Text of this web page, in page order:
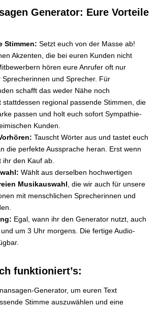
Generator: Eure Vorteile
Stimmen: Setzt euch von der Masse ab!
Akzenten, die bei euren Kunden nicht
hören eure Anrufer oft nur
und Sprecher. Für
schafft das weder Nähe noch
stattdessen regional passende Stimmen, die
passen und holt euch sofort Sympathie-
Kunden.
Tauscht Wörter aus und tastet euch
die perfekte Aussprache heran. Erst wenn
den Kauf ab.
Wählt aus derselben hochwertigen
Musikauswahl , die wir auch für unsere
mit menschlichen Sprecherinnen und
Egal, wann ihr den Generator nutzt, auch
um 3 Uhr morgens. Die fertige Audio-
funktioniert’s:
Generator, um euren Text
Stimme auszuwählen und eine